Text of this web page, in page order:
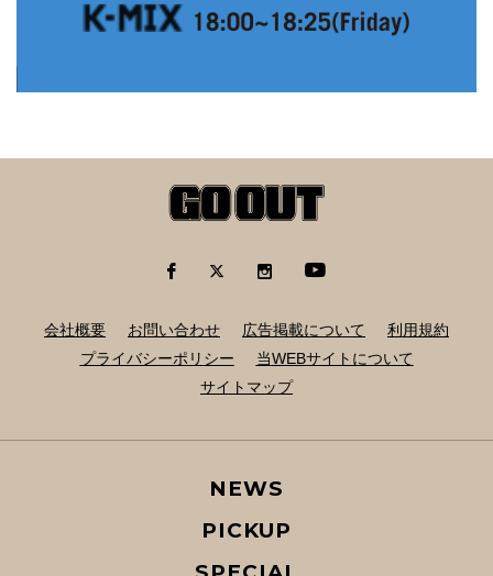
会社概要 お問い合わせ 広告掲載について
利用規約
プライバシーポリシー
当WEBサイトについて
サイトマップ
NEWS
PICKUP